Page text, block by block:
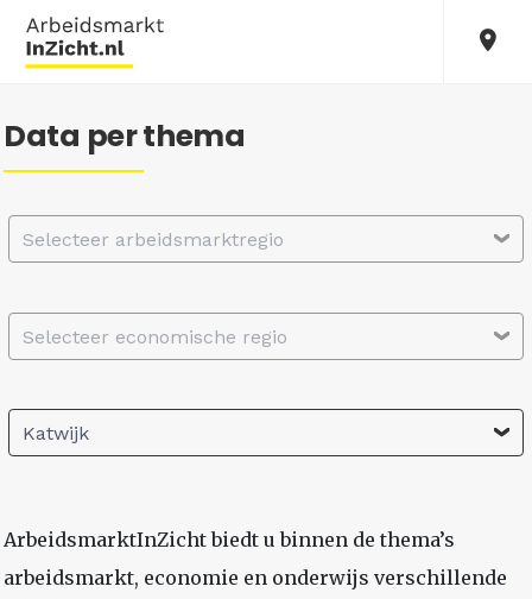
Data per thema
Selecteer arbeidsmarktregio
Selecteer economische regio
Katwijk
ArbeidsmarktInZicht biedt u binnen de thema’s
arbeidsmarkt, economie en onderwijs verschillende